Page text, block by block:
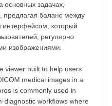
основных задачах,
предлагая баланс между
который
регулярно
изображениями.
viewer built to help users
medical images in a
is commonly used in
diagnostic workflows where